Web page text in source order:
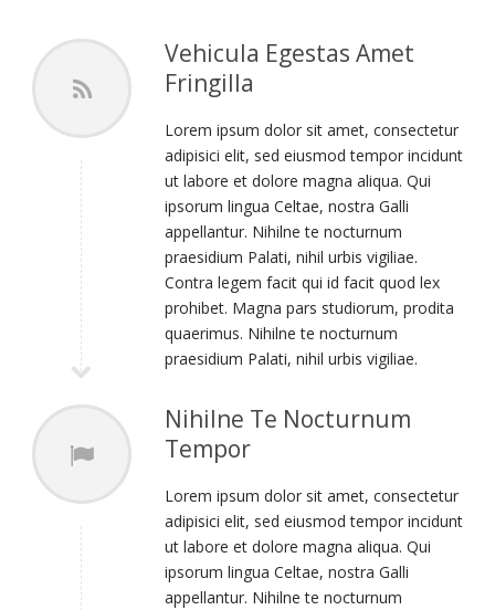
Vehicula Egestas Amet
Fringilla
Lorem ipsum dolor sit amet, consectetur
adipisici elit, sed eiusmod tempor incidunt
ut labore et dolore magna aliqua. Qui
ipsorum lingua Celtae, nostra Galli
appellantur. Nihilne te nocturnum
praesidium Palati, nihil urbis vigiliae.
Contra legem facit qui id facit quod lex
prohibet. Magna pars studiorum, prodita
quaerimus. Nihilne te nocturnum
praesidium Palati, nihil urbis vigiliae.
Nihilne Te Nocturnum
Tempor
Lorem ipsum dolor sit amet, consectetur
adipisici elit, sed eiusmod tempor incidunt
ut labore et dolore magna aliqua. Qui
ipsorum lingua Celtae, nostra Galli
appellantur. Nihilne te nocturnum